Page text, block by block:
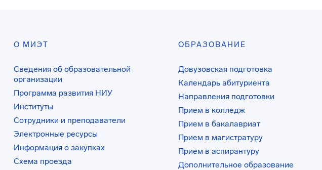
О МИЭТ
Сведения об образовательной
организации
Программа развития НИУ
Институты
Сотрудники и преподаватели
Электронные ресурсы
Информация о закупках
Схема проезда
ОБРАЗОВАНИЕ
Довузовская подготовка
Календарь абитуриента
Направления подготовки
Прием в колледж
Прием в бакалавриат
Прием в магистратуру
Прием в аспирантуру
Дополнительное образование